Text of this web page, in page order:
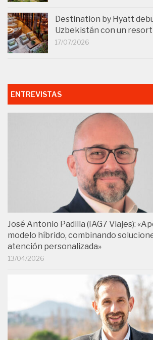
Destination by Hyatt
Uzbekistán con un
17/07/2026
ENTREVISTAS
José Antonio Padilla (IAG7 Viajes):
modelo híbrido, combinando
atención personalizada»
13/04/2026